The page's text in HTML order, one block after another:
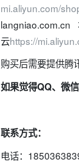
mi.aliyun.com/
langniao.com.cn
云https://
购买后需要提供腾
如果觉得QQ、微
联系方式：
电话：